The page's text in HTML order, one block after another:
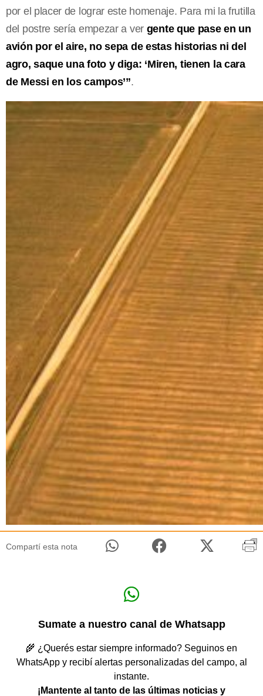
por el placer de lograr este homenaje. Para mi la frutilla
del postre sería empezar a ver gente que pase en un
avión por el aire, no sepa de estas historias ni del
agro, saque una foto y diga: ‘Miren, tienen la cara
de Messi en los campos’”.
Compartí esta nota
Sumate a nuestro canal de Whatsapp
🌾 ¿Querés estar siempre informado? Seguinos en
WhatsApp y recibí alertas personalizadas del campo, al
instante.
¡Mantente al tanto de las últimas noticias y